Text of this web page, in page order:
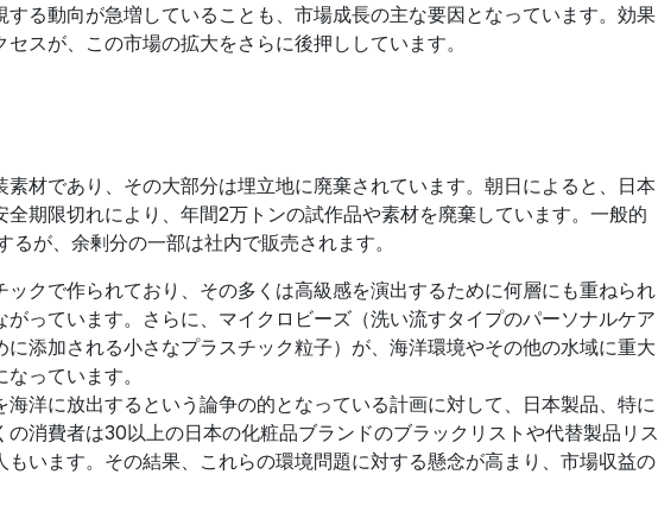
る動向が急増していることも、市場成長の主な要因となっています。効果
スが、この市場の拡大をさらに後押ししています。
材であり、その大部分は埋立地に廃棄されています。朝日によると、日本
期限切れにより、年間2万トンの試作品や素材を廃棄しています。一般的
が、余剰分の一部は社内で販売されます。
クで作られており、その多くは高級感を演出するために何層にも重ねられ
っています。さらに、マイクロビーズ（洗い流すタイプのパーソナルケア
添加される小さなプラスチック粒子）が、海洋環境やその他の水域に重大
っています。
洋に放出するという論争の的となっている計画に対して、日本製品、特に
消費者は30以上の日本の化粧品ブランドのブラックリストや代替製品リス
もいます。その結果、これらの環境問題に対する懸念が高まり、市場収益の